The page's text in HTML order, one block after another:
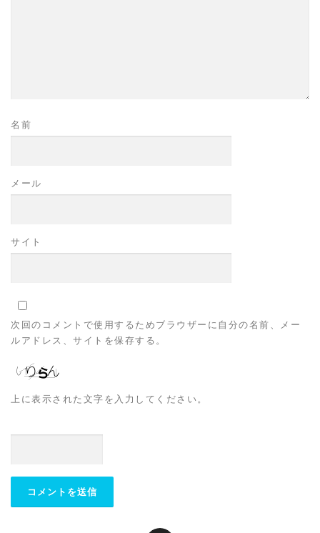
名前
メール
サイト
次回のコメントで使用するためブラウザーに自分の名前、メー
ルアドレス、サイトを保存する。
上に表示された文字を入力してください。